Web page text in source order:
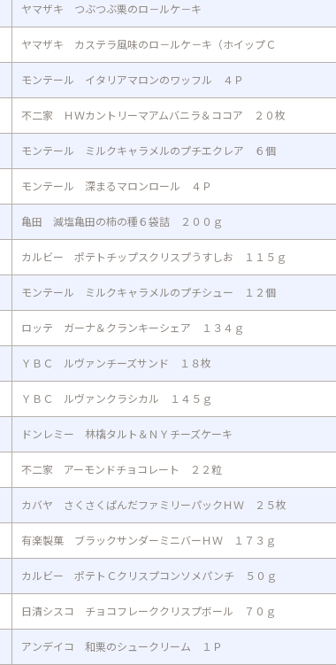
ヤマザキ つぶつぶ栗のロ－ルケ－キ
ヤマザキ カステラ風味のロ－ルケ－キ（ホイップＣ
モンテール イタリアマロンのワッフル ４Ｐ
不二家 ＨＷカントリーマアムバニラ＆ココア ２０枚
モンテール ミルクキャラメルのプチエクレア ６個
モンテール 深まるマロンロール ４Ｐ
亀田 減塩亀田の柿の種６袋詰 ２００ｇ
カルビー ポテトチップスクリスプうすしお １１５ｇ
モンテール ミルクキャラメルのプチシュー １２個
ロッテ ガーナ＆クランキーシェア １３４ｇ
ＹＢＣ ルヴァンチーズサンド １８枚
ＹＢＣ ルヴァンクラシカル １４５ｇ
ドンレミー 林檎タルト＆ＮＹチーズケーキ
不二家 アーモンドチョコレート ２２粒
カバヤ さくさくぱんだファミリーパックＨＷ ２５枚
有楽製菓 ブラックサンダーミニバーＨＷ １７３ｇ
カルビー ポテトＣクリスプコンソメパンチ ５０ｇ
日清シスコ チョコフレーククリスプボール ７０ｇ
アンデイコ 和栗のシュークリーム １Ｐ